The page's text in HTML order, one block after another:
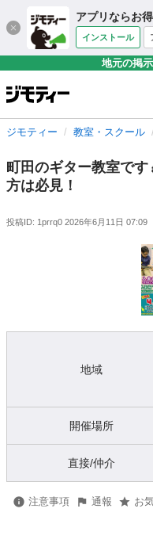
アプリならお
インストール
地元の掲
ジモティー 教室・スクール
町田のギター教室で
方は必見！
投稿ID: 1prrq0 2026年6月11日 07:09
地域
開催場所
直接/仲介
注意事項 通報 お